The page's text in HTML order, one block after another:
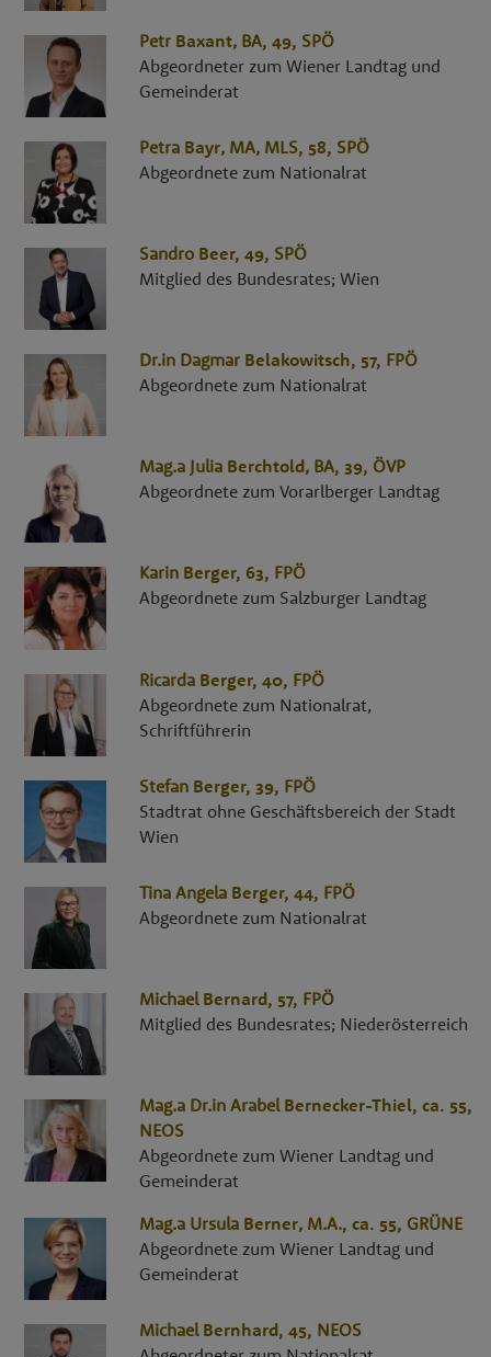
Petr Baxant, BA, 49, SPÖ
Abgeordneter zum Wiener Landtag und
Gemeinderat
Petra Bayr, MA, MLS, 58, SPÖ
Abgeordnete zum Nationalrat
Sandro Beer, 49, SPÖ
Mitglied des Bundesrates; Wien
Dr.in Dagmar Belakowitsch, 57, FPÖ
Abgeordnete zum Nationalrat
Mag.a Julia Berchtold, BA, 39, ÖVP
Abgeordnete zum Vorarlberger Landtag
Karin Berger, 63, FPÖ
Abgeordnete zum Salzburger Landtag
Ricarda Berger, 40, FPÖ
Abgeordnete zum Nationalrat,
Schriftführerin
Stefan Berger, 39, FPÖ
Stadtrat ohne Geschäftsbereich der Stadt
Wien
Tina Angela Berger, 44, FPÖ
Abgeordnete zum Nationalrat
Michael Bernard, 57, FPÖ
Mitglied des Bundesrates; Niederösterreich
Mag.a Dr.in Arabel Bernecker-Thiel, ca. 55,
NEOS
Abgeordnete zum Wiener Landtag und
Gemeinderat
Mag.a Ursula Berner, M.A., ca. 55, GRÜNE
Abgeordnete zum Wiener Landtag und
Gemeinderat
Michael Bernhard, 45, NEOS